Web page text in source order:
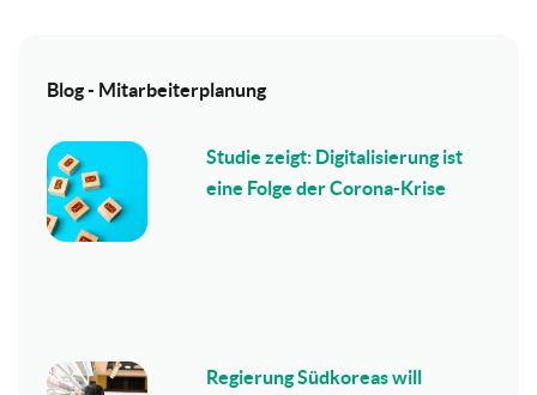
Blog - Mitarbeiterplanung
Studie zeigt: Digitalisierung ist
eine Folge der Corona-Krise
Regierung Südkoreas will